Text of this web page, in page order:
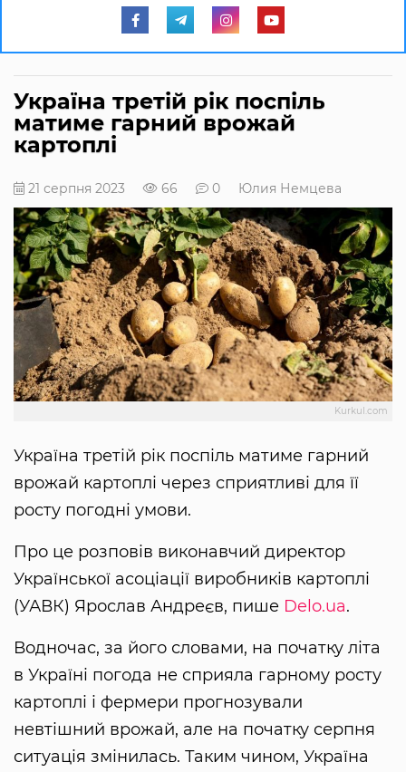
Україна третій рік поспіль
матиме гарний врожай
картоплі
21 серпня 2023 66 0 Юлия Немцева
Kurkul.com
Україна третій рік поспіль матиме гарний
врожай картоплі через сприятливі для її
росту погодні умови.
Про це розповів виконавчий директор
Української асоціації виробників картоплі
(УАВК) Ярослав Андреєв, пише Delo.ua.
Водночас, за його словами, на початку літа
в Україні погода не сприяла гарному росту
картоплі і фермери прогнозували
невтішний врожай, але на початку серпня
ситуація змінилась. Таким чином, Україна